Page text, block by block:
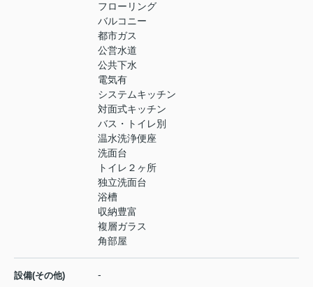
フローリング
バルコニー
都市ガス
公営水道
公共下水
電気有
システムキッチン
対面式キッチン
バス・トイレ別
温水洗浄便座
洗面台
トイレ２ヶ所
独立洗面台
浴槽
収納豊富
複層ガラス
角部屋
設備(その他) -